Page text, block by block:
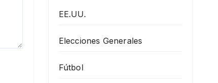
EE.UU.
Elecciones Generales
Fútbol